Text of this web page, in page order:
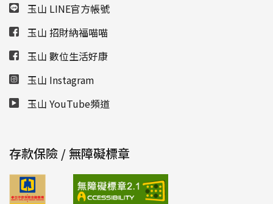
玉山 LINE官方帳號
玉山 招財納福喵喵
玉山 數位生活好康
玉山 Instagram
玉山 YouTube頻道
存款保險 / 無障礙標章